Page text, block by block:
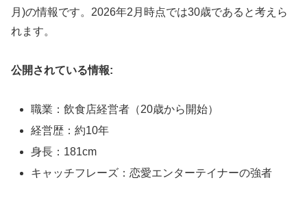
月)の情報です。2026年2月時点では30歳であると考えら
れます。
公開されている情報:
職業：飲食店経営者（20歳から開始）
経営歴：約10年
身長：181cm
キャッチフレーズ：恋愛エンターテイナーの強者